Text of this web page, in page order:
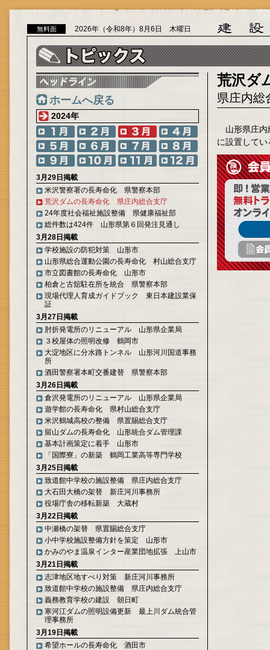
無料面 2026年（令和8年）8月6日 木曜日
ホームへ戻る
2024年
3月29日掲載
米沢警察署の長寿命化 県警察本部
荒沢ダムの長寿命化 県庄内総合支庁
24年度社会福祉施設整備 県健康福祉部
総件数は424件 山形県第６回発注見通し
3月28日掲載
学校施設の防犯対策 山形市
山形県総合運動公園の長寿命化 村山総合支庁
市立図書館の長寿命化 山形市
柏倉と古舘駐在所を統合 県警察本部
現場代理人育成ガイドブック 東日本建設業保
証
3月27日掲載
肘折発電所のリニューアル 山形県企業局
３校屋体の照明改修 鶴岡市
大淀地区に分水路トンネル 山形河川国道事務
所
酒田警察署本町交番建替 県警察本部
3月26日掲載
倉沢発電所のリニューアル 山形県企業局
遊学館の長寿命化 県村山総合支庁
米沢鶴城高校の整備 県置賜総合支庁
留山ダムの長寿命化 山形統合ダム管理課
基本計画策定に着手 山形市
「国際寮」の新築 鶴岡工業高等専門学校
3月25日掲載
致道館中学校の施設整備 県庄内総合支庁
大石田大橋の架替 新庄河川事務所
役場庁舎の移転新築 大蔵村
3月22日掲載
中瀬橋の架替 県置賜総合支庁
小中学校施設整備方針を策定 山形市
かみのやま温泉インター産業団地拡張 上山市
3月21日掲載
志津地区地すべり対策 新庄河川事務所
致道館中学校の施設整備 県庄内総合支庁
義務教育学校の建設 朝日町
寒河江ダムの照明設備更新 最上川ダム統合管
理事務所
3月19日掲載
希望ホールの長寿命化 酒田市
荒沢ダ
県庄内総
山形県庄内
に設置して